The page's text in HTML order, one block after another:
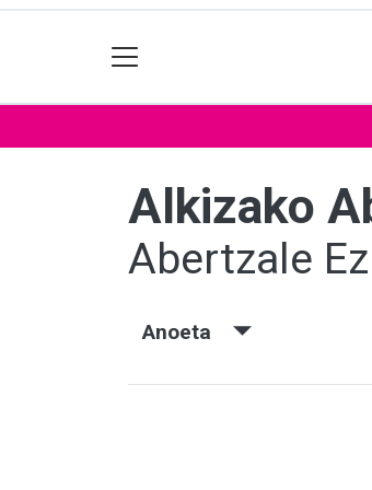
Alkizako
Abertzale
Anoeta